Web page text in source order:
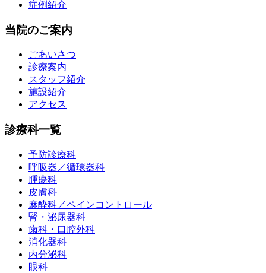
症例紹介
当院のご案内
ごあいさつ
診療案内
スタッフ紹介
施設紹介
アクセス
診療科一覧
予防診療科
呼吸器／循環器科
腫瘍科
皮膚科
麻酔科／ペインコントロール
腎・泌尿器科
歯科・口腔外科
消化器科
内分泌科
眼科